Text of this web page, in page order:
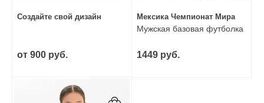
Создайте свой дизайн
от 900 руб.
Мексика Чемпионат Мира
Мужская базовая футболка
1449 руб.